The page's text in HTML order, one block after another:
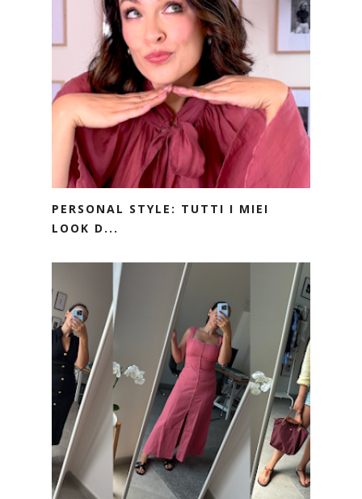
PERSONAL STYLE: TUTTI I MIEI
LOOK D...